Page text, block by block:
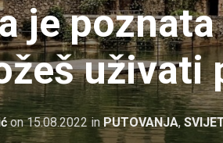
je
uživati
on15.08.2022 inPUTOVANJA,